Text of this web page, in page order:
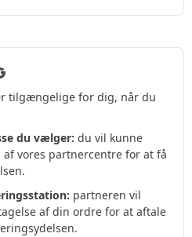
tilgængelige for dig, når du
du vælger: du vil kunne
vores partnercentre for at få
partneren vil
af din ordre for at aftale